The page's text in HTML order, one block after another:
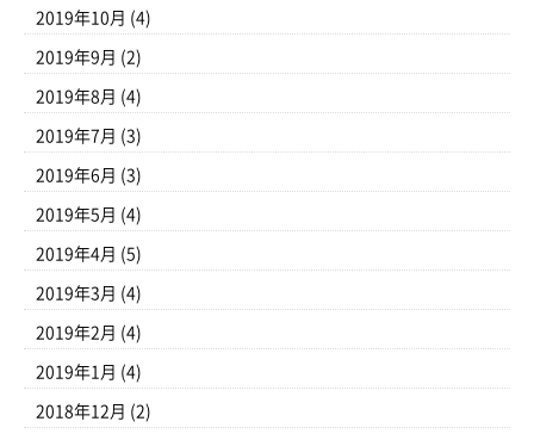
2019年10月 (4)
2019年9月 (2)
2019年8月 (4)
2019年7月 (3)
2019年6月 (3)
2019年5月 (4)
2019年4月 (5)
2019年3月 (4)
2019年2月 (4)
2019年1月 (4)
2018年12月 (2)